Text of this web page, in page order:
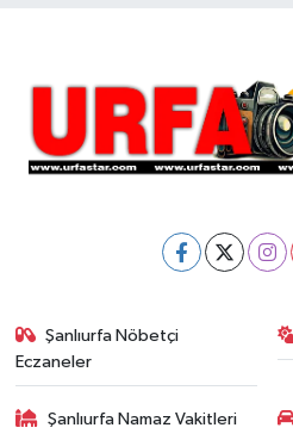
Şanlıurfa Nöbetçi
Eczaneler
Şanlıurfa Namaz Vakitleri